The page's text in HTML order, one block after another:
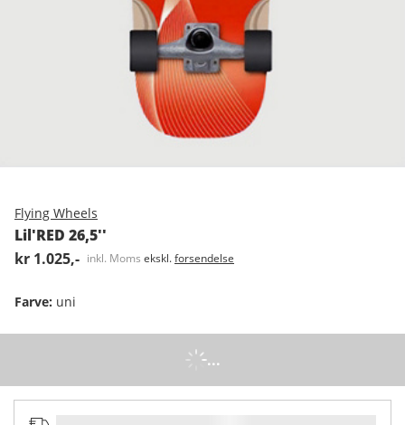
Flying Wheels
Lil'RED 26,5''
kr 1.025,- inkl. Moms ekskl.forsendelse
Farve: uni
...